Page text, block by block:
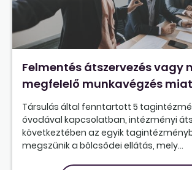
Felmentés átszervezés vagy
megfelelő munkavégzés
Társulás által fenntartott 5
óvodával kapcsolatban, intézményi
következtében az egyik
megszűnik a bölcsődei ellátás, mely...